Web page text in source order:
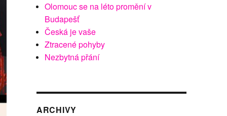
Olomouc se na léto promění v
Budapešť
Česká je vaše
Ztracené pohyby
Nezbytná přání
ARCHIVY